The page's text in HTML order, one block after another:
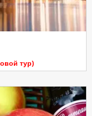
тур)